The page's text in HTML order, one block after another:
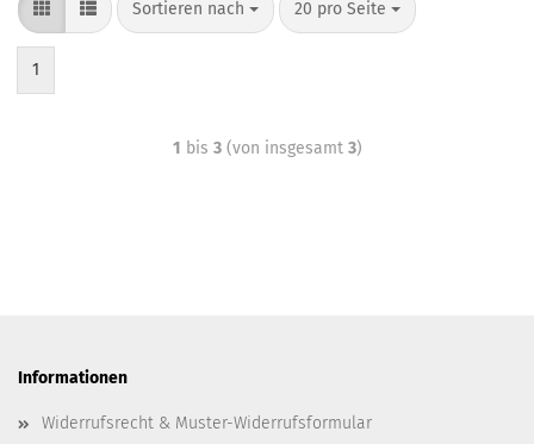
Sortieren nach 20 pro Seite
1
1 bis 3(von insgesamt 3)
Informationen
Widerrufsrecht & Muster-Widerrufsformular